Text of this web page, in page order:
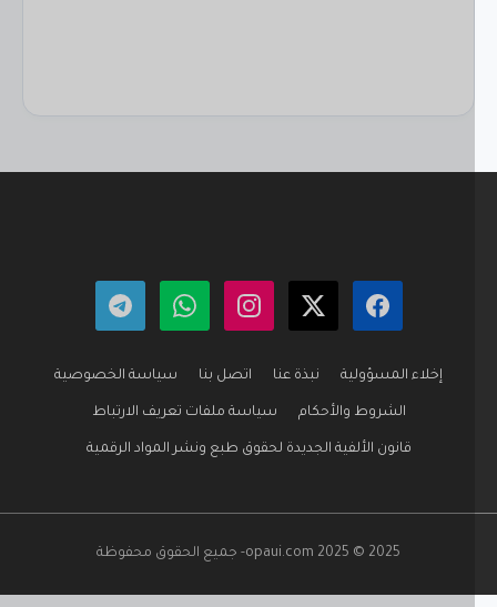
إخلاء المسؤولية نبذة عنا اتصل بنا سياسة الخصوصية
الشروط والأحكام سياسة ملفات تعريف الارتباط
قانون الألفية الجديدة لحقوق طبع ونشر المواد الرقمية
2025 © 2025 opaui.com- جميع الحقوق محفوظة